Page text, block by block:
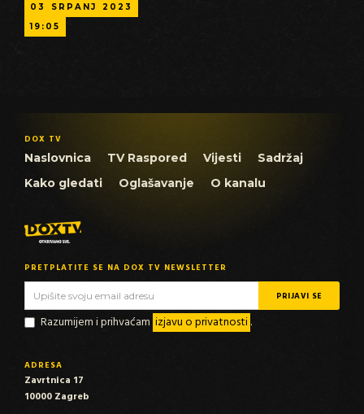
03 SRPANJ
2023
19:05
DOX TV
Naslovnica TV Raspored Vijesti
Sadržaj
Kako gledati
Oglašavanje O kanalu
PRETPLATITE SE NA DOX TV NEWSLETTER
Razumijem i prihvaćam izjavu o privatnosti.
ADRESA
Zavrtnica 17
10000 Zagreb